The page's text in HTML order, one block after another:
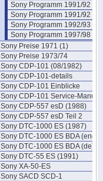
Sony Programm 1991/92
Sony Programm 1991/92 CDs
Sony Programm 1992/93
Sony Programm 1997/98
Sony Preise 1971 (1)
Sony Preise 1973/74
Sony CDP-101 (08/1982)
Sony CDP-101-details
Sony CDP-101 Einblicke
Sony CDP-101 Service-Manual
Sony CDP-557 esD (1988)
Sony CDP-557 esD Teil 2
Sony DTC-1000 ES (1987)
Sony DTC-1000 ES BDA (eng)
Sony DTC-1000 ES BDA (de)
Sony DTC-55 ES (1991)
Sony XA-50-ES
Sony SACD SCD-1